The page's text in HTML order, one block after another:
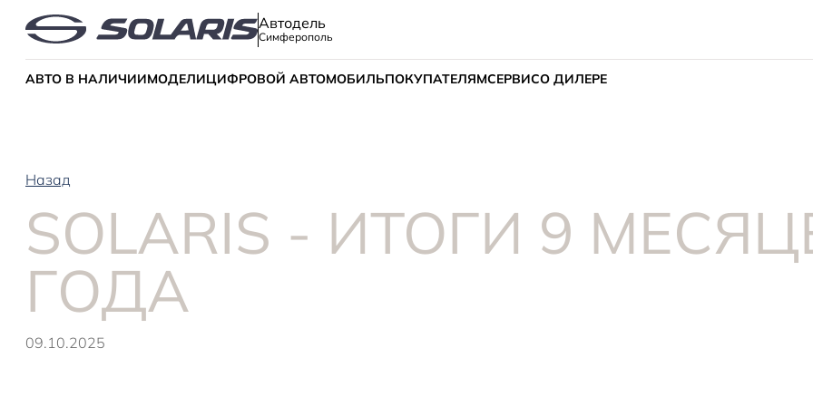
Автодель
Симферополь
АВТО В НАЛИЧИИМОДЕЛИЦИФРОВОЙ АВТОМОБИЛЬПОКУПАТЕЛЯМСЕРВИСО ДИЛЕРЕ
Назад
SOLARIS - ИТОГИ 9
ГОДА
09.10.2025